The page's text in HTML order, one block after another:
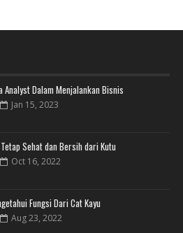
Analyst Dalam Menjalankan Bisnis
Jan 15, 2023
Sehat dan Bersih dari Kutu
Oct 16, 2022
Fungsi Dari Cat Kayu
Aug 23, 2022